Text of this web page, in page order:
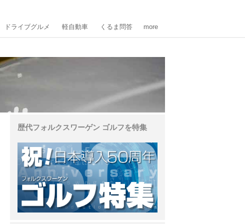
ドライブグルメ 軽自動車 くるま問答 more
歴代フォルクスワーゲン ゴルフを特集